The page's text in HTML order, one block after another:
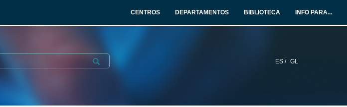
CENTROS DEPARTAMENTOS BIBLIOTECA INFO PARA...
ES / GL
Submit